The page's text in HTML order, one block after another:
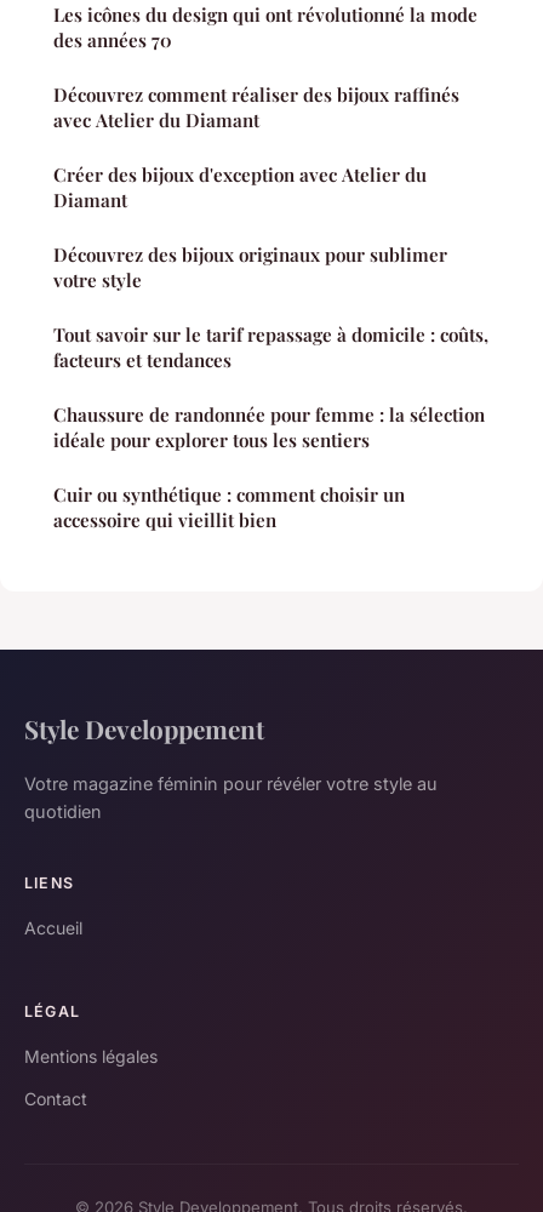
Les icônes du design qui ont révolutionné la mode
des années 70
Découvrez comment réaliser des bijoux raffinés
avec Atelier du Diamant
Créer des bijoux d'exception avec Atelier du
Diamant
Découvrez des bijoux originaux pour sublimer
votre style
Tout savoir sur le tarif repassage à domicile : coûts,
facteurs et tendances
Chaussure de randonnée pour femme : la sélection
idéale pour explorer tous les sentiers
Cuir ou synthétique : comment choisir un
accessoire qui vieillit bien
Style Developpement
Votre magazine féminin pour révéler votre style au
quotidien
LIENS
Accueil
LÉGAL
Mentions légales
Contact
© 2026 Style Developpement. Tous droits réservés.